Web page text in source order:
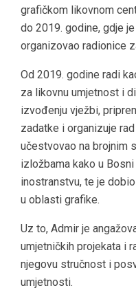
grafičkom likovnom
do 2019. godine, gdje
organizovao radionice
Od 2019. godine radi
za likovnu umjetnost i
izvođenju vježbi,
zadatke i organizuje
učestvovao na brojnim
izložbama kako u
inostranstvu, te je
u oblasti grafike.
Uz to, Admir je
umjetničkih projekata i
njegovu stručnost i
umjetnosti.